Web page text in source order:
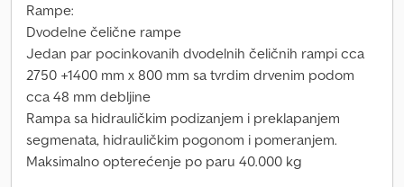
Rampe:
Dvodelne čelične rampe
Jedan par pocinkovanih dvodelnih čeličnih rampi cca
2750 +1400 mm x 800 mm sa tvrdim drvenim podom
cca 48 mm debljine
Rampa sa hidrauličkim podizanjem i preklapanjem
segmenata, hidrauličkim pogonom i pomeranjem.
Maksimalno opterećenje po paru 40.000 kg